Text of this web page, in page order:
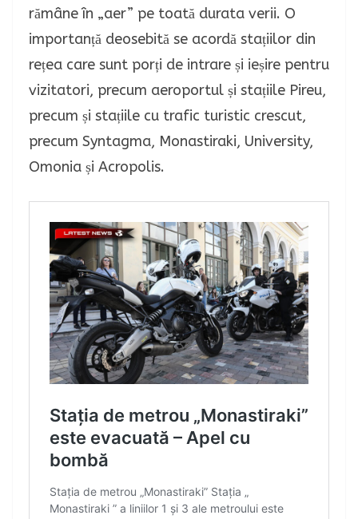
rămâne în „aer” pe toată durata verii. O
importanță deosebită se acordă stațiilor din
rețea care sunt porți de intrare și ieșire pentru
vizitatori, precum aeroportul și stațiile Pireu,
precum și stațiile cu trafic turistic crescut,
precum Syntagma, Monastiraki, University,
Omonia și Acropolis.